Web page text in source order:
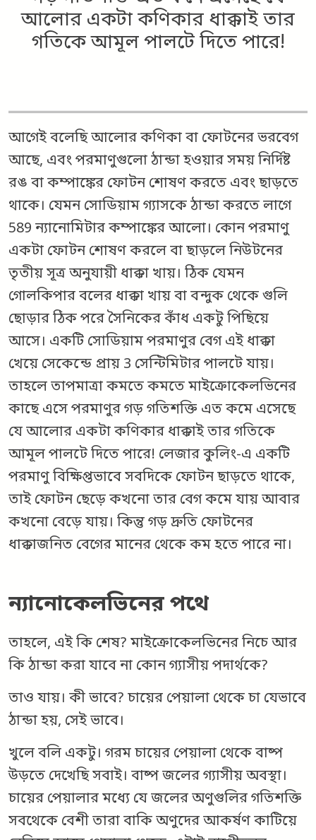
আলোর একটা কণিকার ধাক্কাই তার
গতিকে আমূল পালটে দিতে পারে!
আগেই বলেছি আলোর কণিকা বা ফোটনের ভরবেগ
আছে, এবং পরমাণুগুলো ঠান্ডা হওয়ার সময় নির্দিষ্ট
রঙ বা কম্পাঙ্কের ফোটন শোষণ করতে এবং ছাড়তে
থাকে। যেমন সোডিয়াম গ্যাসকে ঠান্ডা করতে লাগে
589 ন্যানোমিটার কম্পাঙ্কের আলো। কোন পরমাণু
একটা ফোটন শোষণ করলে বা ছাড়লে নিউটনের
তৃতীয় সূত্র অনুযায়ী ধাক্কা খায়। ঠিক যেমন
গোলকিপার বলের ধাক্কা খায় বা বন্দুক থেকে গুলি
ছোড়ার ঠিক পরে সৈনিকের কাঁধ একটু পিছিয়ে
আসে। একটি সোডিয়াম পরমাণুর বেগ এই ধাক্কা
খেয়ে সেকেন্ডে প্রায় 3 সেন্টিমিটার পালটে যায়।
তাহলে তাপমাত্রা কমতে কমতে মাইক্রোকেলভিনের
কাছে এসে পরমাণুর গড় গতিশক্তি এত কমে এসেছে
যে আলোর একটা কণিকার ধাক্কাই তার গতিকে
আমূল পালটে দিতে পারে! লেজার কুলিং-এ একটি
পরমাণু বিক্ষিপ্তভাবে সবদিকে ফোটন ছাড়তে থাকে,
তাই ফোটন ছেড়ে কখনো তার বেগ কমে যায় আবার
কখনো বেড়ে যায়। কিন্তু গড় দ্রুতি ফোটনের
ধাক্কাজনিত বেগের মানের থেকে কম হতে পারে না।
ন্যানোকেলভিনের পথে
তাহলে, এই কি শেষ? মাইক্রোকেলভিনের নিচে আর
কি ঠান্ডা করা যাবে না কোন গ্যাসীয় পদার্থকে?
তাও যায়। কী ভাবে? চায়ের পেয়ালা থেকে চা যেভাবে
ঠান্ডা হয়, সেই ভাবে।
খুলে বলি একটু। গরম চায়ের পেয়ালা থেকে বাষ্প
উড়তে দেখেছি সবাই। বাষ্প জলের গ্যাসীয় অবস্থা।
চায়ের পেয়ালার মধ্যে যে জলের অণুগুলির গতিশক্তি
সবথেকে বেশী তারা বাকি অণুদের আকর্ষণ কাটিয়ে